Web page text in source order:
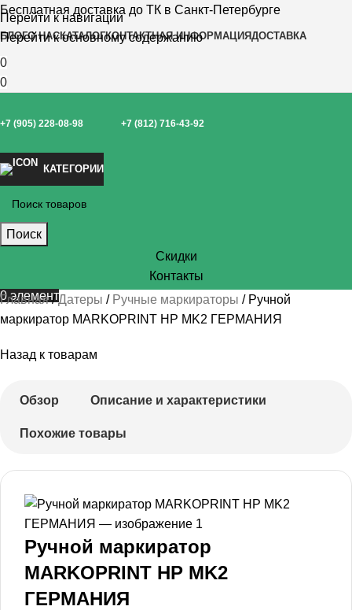
Перейти к навигации
Перейти к основному содержанию
Бесплатная доставка до ТК в Санкт-Петербурге
БЛОГО НАСКАТАЛОГКОНТАКТНАЯ ИНФОРМАЦИЯДОСТАВКА
0
0
+7 (905) 228-08-98 +7 (812) 716-43-92
КАТЕГОРИИ
Поиск
Скидки
Контакты
0элемент
Главная Датеры Ручные маркираторы
Ручной
маркиратор MARKOPRINT HP MK2 ГЕРМАНИЯ
Назад к товарам
Обзор Описание и характеристики
Похожие товары
Ручной маркиратор
MARKOPRINT HP MK2
ГЕРМАНИЯ